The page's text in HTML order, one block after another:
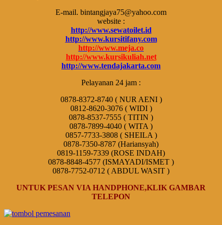
E-mail. bintangjaya75@yahoo.com
website :
http://www.sewatoilet.id
http://www.kursitifany.com
http://www.meja.co
http://www.kursikuliah.net
http://www.tendajakarta.com
Pelayanan 24 jam :
0878-8372-8740 ( NUR AENI )
0812-8620-3076 ( WIDI )
0878-8537-7555 ( TITIN )
0878-7899-4040 ( WITA )
0857-7733-3808 ( SHEILA )
0878-7350-8787 (Hariansyah)
0819-1159-7339 (ROSE INDAH)
0878-8848-4577 (ISMAYADI/ISMET )
0878-7752-0712 ( ABDUL WASIT )
UNTUK PESAN VIA HANDPHONE,KLIK GAMBAR
TELEPON